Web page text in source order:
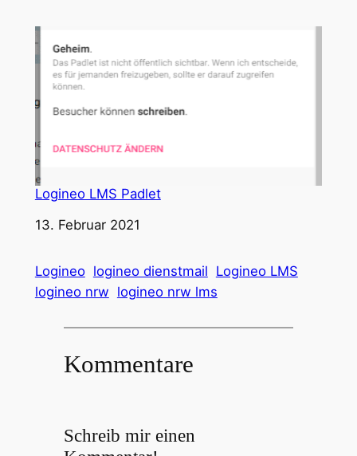
Logineo LMS Padlet
Datum
13. Februar 2021
Logineo logineo dienstmail Logineo LMS
logineo nrw logineo nrw lms
Kommentare
Schreib mir einen